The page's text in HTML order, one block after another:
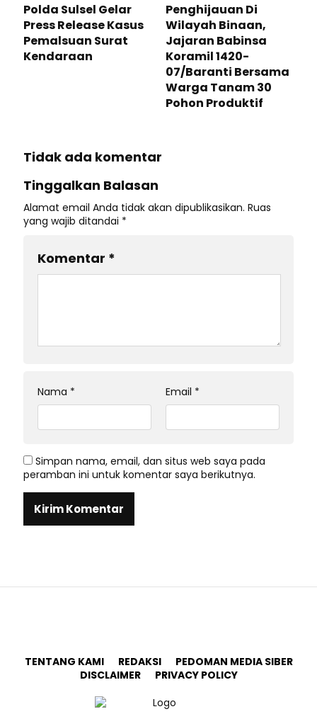
Polda Sulsel Gelar
Press Release Kasus
Pemalsuan Surat
Kendaraan
Penghijauan Di
Wilayah Binaan,
Jajaran Babinsa
Koramil 1420-
07/Baranti Bersama
Warga Tanam 30
Pohon Produktif
Tidak ada komentar
Tinggalkan Balasan
Alamat email Anda tidak akan dipublikasikan. Ruas
yang wajib ditandai *
Komentar *
Nama * Email *
Simpan nama, email, dan situs web saya pada
peramban ini untuk komentar saya berikutnya.
TENTANG KAMI REDAKSI
PEDOMAN MEDIA SIBER
DISCLAIMER
PRIVACY POLICY